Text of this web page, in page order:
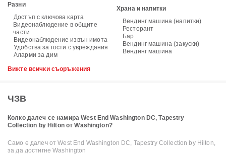
Разни
Достъп с ключова карта
Видеонаблюдение в общите
части
Видеонаблюдение извън имота
Удобства за гости с увреждания
Аларми за дим
Храна и напитки
Вендинг машина (напитки)
Ресторант
Бар
Вендинг машина (закуски)
Вендинг машина
Вижте всички съоръжения
ЧЗВ
Колко далеч се намира West End Washington DC, Tapestry
Collection by Hilton от Washington?
Само е далеч от West End Washington DC, Tapestry Collection by Hilton,
за да достигне Washington